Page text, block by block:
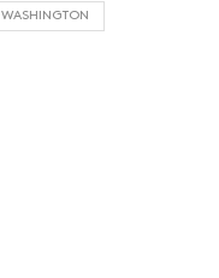
WASHINGTON